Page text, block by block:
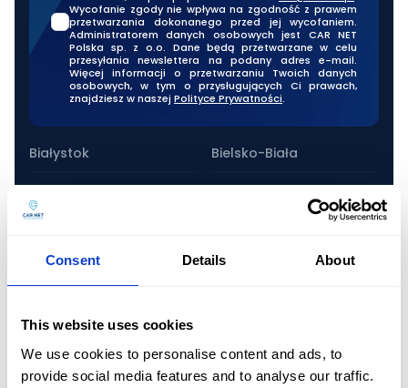
Consent Details About
This website uses cookies
We use cookies to personalise content and ads, to
provide social media features and to analyse our traffic.
Wycofanie zgody nie wpływa na zgodność z prawem
przetwarzania dokonanego przed jej wycofaniem.
Administratorem danych osobowych jest CAR NET
Polska sp. z o.o. Dane będą przetwarzane w celu
przesyłania newslettera na podany adres e-mail.
Więcej informacji o przetwarzaniu Twoich danych
osobowych, w tym o przysługujących Ci prawach,
znajdziesz w naszej Polityce Prywatności.
Nasze oddziały stacjonarne
Białystok Bielsko-Biała
Bydgoszcz
Częstochowa Elbląg
Gorzów Wielkopolski Jelenia Góra